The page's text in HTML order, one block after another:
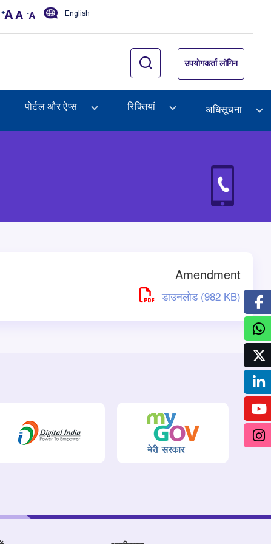
English
उपयोगकर्ता लॉगिन
पोर्टल और ऐप्स रिक्तियां अधिसूचना
Amendment
डाउनलोड (982 KB)